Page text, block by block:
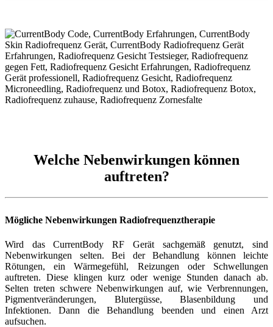
Welche Nebenwirkungen können
auftreten?
Mögliche Nebenwirkungen Radiofrequenztherapie
Wird das CurrentBody RF Gerät sachgemäß genutzt, sind
Nebenwirkungen selten. Bei der Behandlung können leichte
Rötungen, ein Wärmegefühl, Reizungen oder Schwellungen
auftreten. Diese klingen kurz oder wenige Stunden danach ab.
Selten treten schwere Nebenwirkungen auf, wie Verbrennungen,
Pigmentveränderungen, Blutergüsse, Blasenbildung und
Infektionen. Dann die Behandlung beenden und einen Arzt
aufsuchen.